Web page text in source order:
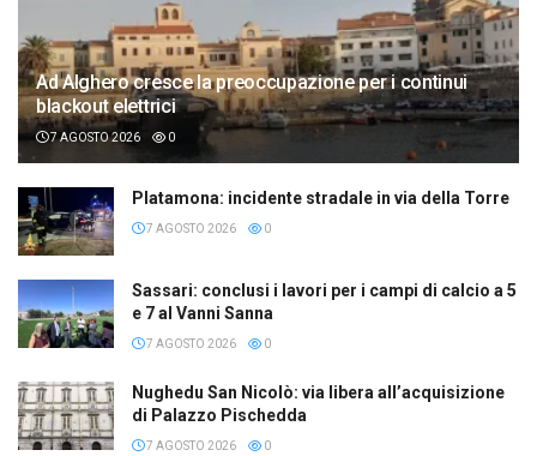
Ad Alghero cresce la preoccupazione per i continui
blackout elettrici
7 AGOSTO 2026 0
Platamona: incidente stradale in via della Torre
7 AGOSTO 2026 0
Sassari: conclusi i lavori per i campi di calcio a 5
e 7 al Vanni Sanna
7 AGOSTO 2026 0
Nughedu San Nicolò: via libera all’acquisizione
di Palazzo Pischedda
7 AGOSTO 2026 0